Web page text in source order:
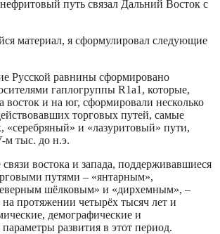
путь связал Дальний Восток с
материал, я сформулировал следующие
Русской равнины сформировано
гаплогруппы R1a1, которые,
восток и на юг, сформировали несколько
торговых путей, самые
«серебряный» и «лазуритовый» пути,
м тыс. до н.э.
востока и запада, поддерживавшиеся
путями – «янтарным»,
шёлковым» и «дирхемным», –
протяжении четырёх тысяч лет и
демографические и
развития в этот период.